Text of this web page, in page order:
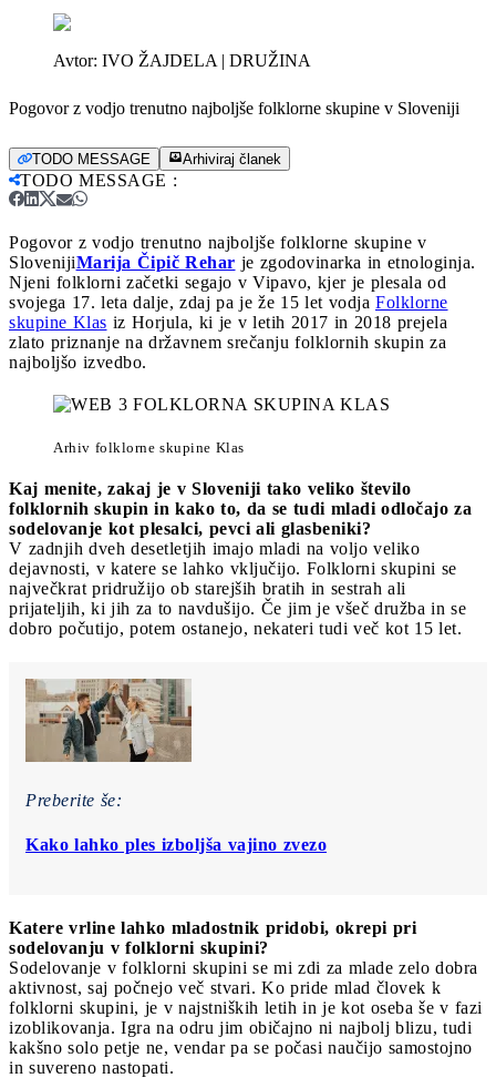
Avtor: IVO ŽAJDELA | DRUŽINA
Pogovor z vodjo trenutno najboljše folklorne skupine v Sloveniji
TODO MESSAGE Arhiviraj članek
TODO MESSAGE :
Pogovor z vodjo trenutno najboljše folklorne skupine v
SlovenijiMarija Čipič Rehar je zgodovinarka in etnologinja.
Njeni folklorni začetki segajo v Vipavo, kjer je plesala od
svojega 17. leta dalje, zdaj pa je že 15 let vodja Folklorne
skupine Klas iz Horjula, ki je v letih 2017 in 2018 prejela
zlato priznanje na državnem srečanju folklornih skupin za
najboljšo izvedbo.
Arhiv folklorne skupine Klas
Kaj menite, zakaj je v Sloveniji tako veliko število
folklornih skupin in kako to, da se tudi mladi odločajo za
sodelovanje kot plesalci, pevci ali glasbeniki?
V zadnjih dveh desetletjih imajo mladi na voljo veliko
dejavnosti, v katere se lahko vključijo. Folklorni skupini se
največkrat pridružijo ob starejših bratih in sestrah ali
prijateljih, ki jih za to navdušijo. Če jim je všeč družba in se
dobro počutijo, potem ostanejo, nekateri tudi več kot 15 let.
Preberite še:
Kako lahko ples izboljša vajino zvezo
Katere vrline lahko mladostnik pridobi, okrepi pri
sodelovanju v folklorni skupini?
Sodelovanje v folklorni skupini se mi zdi za mlade zelo dobra
aktivnost, saj počnejo več stvari. Ko pride mlad človek k
folklorni skupini, je v najstniških letih in je kot oseba še v fazi
izoblikovanja. Igra na odru jim običajno ni najbolj blizu, tudi
kakšno solo petje ne, vendar pa se počasi naučijo samostojno
in suvereno nastopati.